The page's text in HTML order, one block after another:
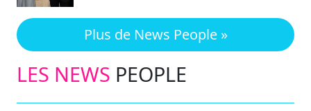
Plus de News People »
LES NEWS PEOPLE